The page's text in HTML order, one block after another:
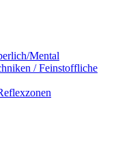
Mental
/ Feinstoffliche